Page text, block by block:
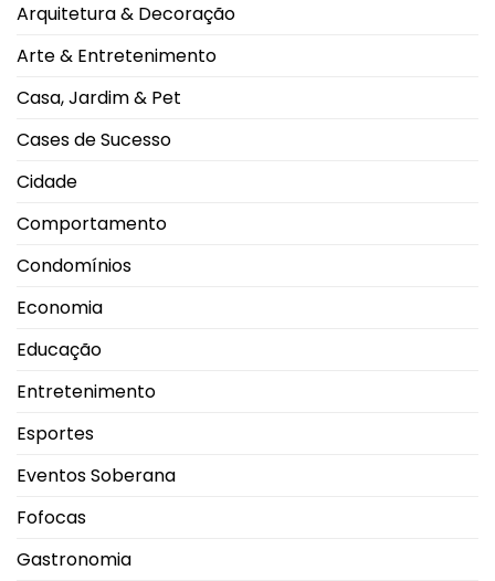
CEU
gripe
de
Arquitetura & Decoração
Arte & Entretenimento
Casa, Jardim & Pet
Cases de Sucesso
Cidade
Comportamento
Condomínios
Economia
Educação
Entretenimento
Esportes
Eventos Soberana
Fofocas
Gastronomia